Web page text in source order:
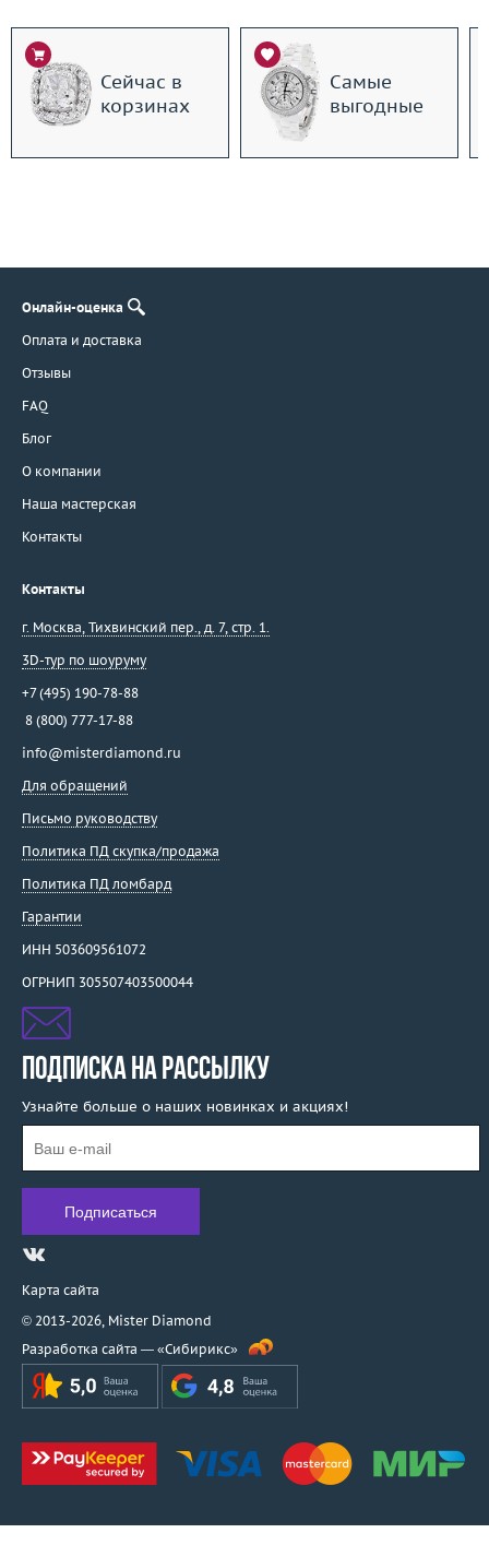
Сейчас в
корзинах
Самые
выгодные
Онлайн-оценка
Оплата и доставка
Отзывы
FAQ
Блог
О компании
Наша мастерская
Контакты
Контакты
г. Москва, Тихвинский пер., д. 7, стр. 1.
3D-тур по шоуруму
+7 (495) 190-78-88
8 (800) 777-17-88
info@misterdiamond.ru
Для обращений
Письмо руководству
Политика ПД скупка/продажа
Политика ПД ломбард
Гарантии
ИНН 503609561072
ОГРНИП 305507403500044
ПОДПИСКА НА РАССЫЛКУ
Узнайте больше о наших новинках и акциях!
Карта сайта
© 2013-2026, Mister Diamond
Разработка сайта — «Сибирикс»